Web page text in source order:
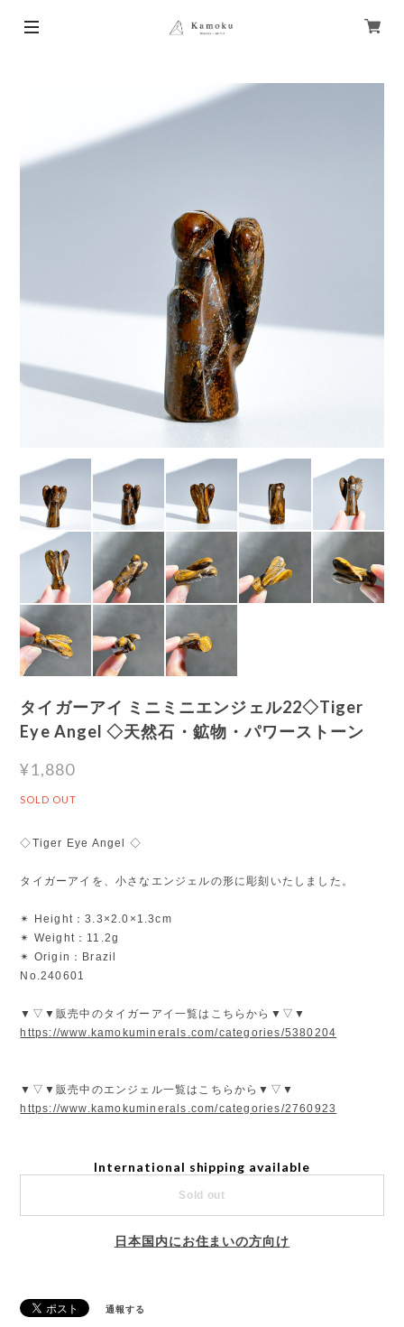
タイガーアイ ミニミニエンジェル22◇Tiger
Eye Angel ◇天然石・鉱物・パワーストーン
¥1,880
SOLD OUT
◇Tiger Eye Angel ◇
タイガーアイを、小さなエンジェルの形に彫刻いたしました。
✴︎ Height：3.3×2.0×1.3cm
✴︎ Weight：11.2g
✴︎ Origin：Brazil
No.240601
▼▽▼販売中のタイガーアイ一覧はこちらから▼▽▼
https://www.kamokuminerals.com/categories/5380204
▼▽▼販売中のエンジェル一覧はこちらから▼▽▼
https://www.kamokuminerals.com/categories/2760923
International shipping available
Sold out
日本国内にお住まいの方向け
通報する